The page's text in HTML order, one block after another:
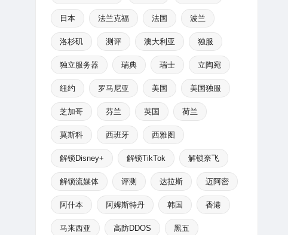
日本 法兰克福 法国 波兰
洛杉矶 测评 澳大利亚 独服
独立服务器 瑞典 瑞士 立陶宛
纽约 罗马尼亚 美国 美国独服
芝加哥 芬兰 英国 荷兰
莫斯科 西班牙 西雅图
解锁Disney+ 解锁TikTok 解锁奈飞
解锁流媒体 评测 达拉斯 迈阿密
阿什本 阿姆斯特丹 韩国 香港
马来西亚 高防DDOS 黑五